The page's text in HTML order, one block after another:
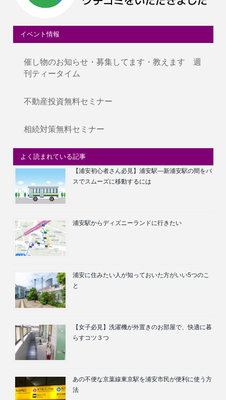
イベント情報
催し物のお知らせ・募集してます・教えます 週
刊ティータイム
不動産投資無料セミナー
相続対策無料セミナー
よく読まれている記事
【浦安初心者さん必見】浦安駅―新浦安駅の間をバ
スでスムーズに移動するには
浦安駅からディズニーランドに行きたい
浦安に住みたい人が知っておいた方がいい5つのこ
と
【女子必見】洗濯機が外置きのお部屋で、快適に暮
らすコツ３つ
あの不便な京葉線東京駅を浦安市民が便利に使う方
法